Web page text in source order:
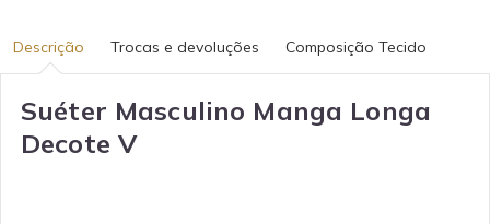
Descrição Trocas e devoluções Composição Tecido
Suéter Masculino Manga Longa
Decote V